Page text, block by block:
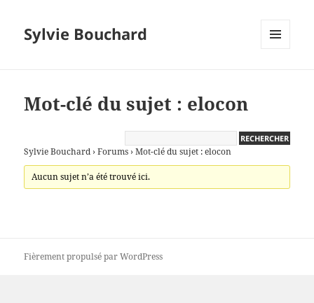
Sylvie Bouchard
Mot-clé du sujet : elocon
Sylvie Bouchard › Forums › Mot-clé du sujet : elocon
Aucun sujet n’a été trouvé ici.
Fièrement propulsé par WordPress